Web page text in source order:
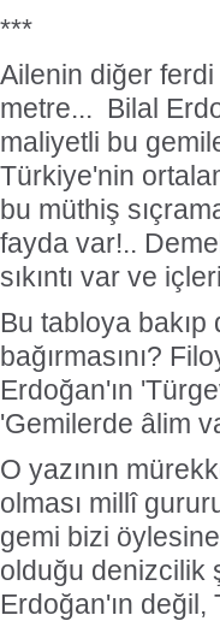
***
Ailenin diğer ferdi
metre... Bilal
maliyetli bu
Türkiye'nin
bu müthiş
fayda var!..
sıkıntı var ve
Bu tabloya
bağırmasını?
Erdoğan'ın
'Gemilerde âlim
O yazının
olması millî
gemi bizi
olduğu denizcilik
Erdoğan'ın